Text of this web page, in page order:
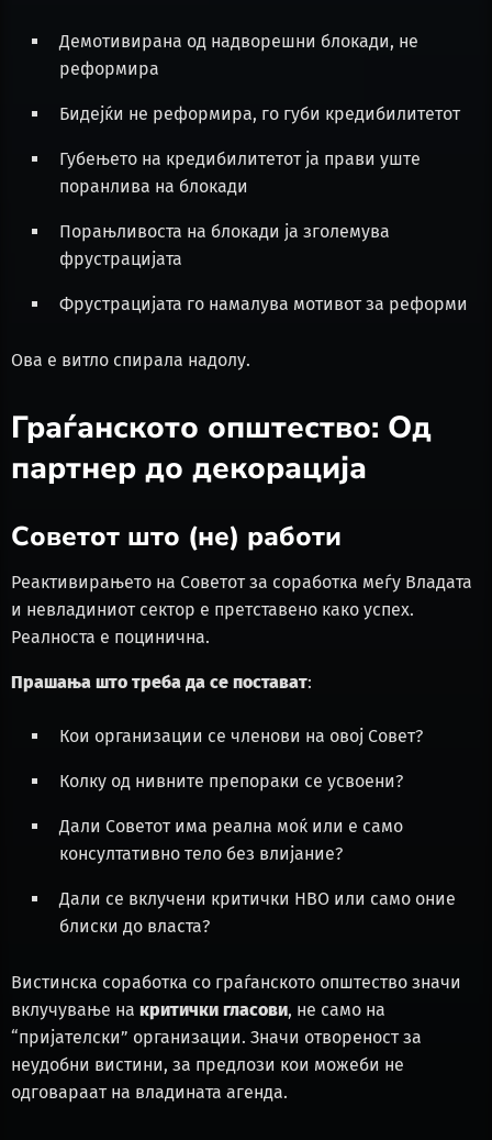
Демотивирана од надворешни блокади, не
реформира
Бидејќи не реформира, го губи кредибилитетот
Губењето на кредибилитетот ја прави уште
поранлива на блокади
Порањливоста на блокади ја зголемува
фрустрацијата
Фрустрацијата го намалува мотивот за реформи
Ова е витло спирала надолу.
Граѓанското општество: Од
партнер до декорација
Советот што (не) работи
Реактивирањето на Советот за соработка меѓу Владата
и невладиниот сектор е претставено како успех.
Реалноста е поцинична.
Прашања што треба да се постават:
Кои организации се членови на овој Совет?
Колку од нивните препораки се усвоени?
Дали Советот има реална моќ или е само
консултативно тело без влијание?
Дали се вклучени критички НВО или само оние
блиски до власта?
Вистинска соработка со граѓанското општество значи
вклучување на критички гласови, не само на
“пријателски” организации. Значи отвореност за
неудобни вистини, за предлози кои можеби не
одговараат на владината агенда.